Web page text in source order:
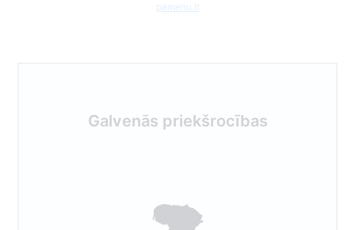
pamenu.lt
Galvenās priekšrocības